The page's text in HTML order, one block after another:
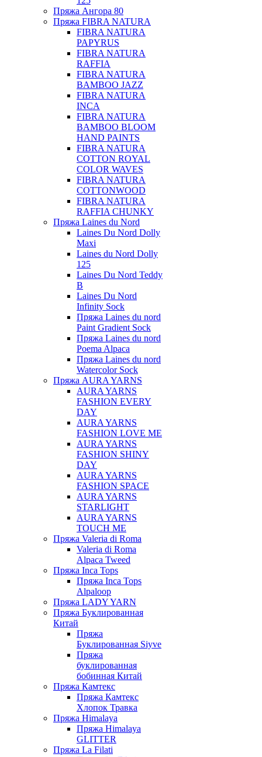
Пряжа Ангора 80
Пряжа FIBRA NATURA
FIBRA NATURA
PAPYRUS
FIBRA NATURA
RAFFIA
FIBRA NATURA
BAMBOO JAZZ
FIBRA NATURA
INCA
FIBRA NATURA
BAMBOO BLOOM
HAND PAINTS
FIBRA NATURA
COTTON ROYAL
COLOR WAVES
FIBRA NATURA
COTTONWOOD
FIBRA NATURA
RAFFIA CHUNKY
Пряжа Laines du Nord
Laines Du Nord Dolly
Maxi
Laines du Nord Dolly
125
Laines Du Nord Teddy
B
Laines Du Nord
Infinity Sock
Пряжа Laines du nord
Paint Gradient Sock
Пряжа Laines du nord
Poema Alpaca
Пряжа Laines du nord
Watercolor Sock
Пряжа AURA YARNS
AURA YARNS
FASHION EVERY
DAY
AURA YARNS
FASHION LOVE ME
AURA YARNS
FASHION SHINY
DAY
AURA YARNS
FASHION SPACE
AURA YARNS
STARLIGHT
AURA YARNS
TOUCH ME
Пряжа Valeria di Roma
Valeria di Roma
Alpaca Tweed
Пряжа Inca Tops
Пряжа Inca Tops
Alpaloop
Пряжа LADY YARN
Пряжа Буклированная
Китай
Пряжа
Буклированная Siyve
Пряжа
буклированная
бобинная Китай
Пряжа Камтекс
Пряжа Камтекс
Хлопок Травка
Пряжа Himalaya
Пряжа Himalaya
GLITTER
Пряжа La Filati